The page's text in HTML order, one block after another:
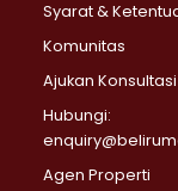
Properti Dijual di
Properti Dijual di
Properti Dijual di
Properti Dijual di
Properti Dijual di
Syarat &
Komunitas
Ajukan Konsultasi
Hubungi:
Agen Properti